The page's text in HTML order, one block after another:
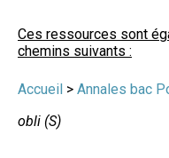
Ces ressources sont
chemins suivants :
Accueil > Annales bac
obli (S)